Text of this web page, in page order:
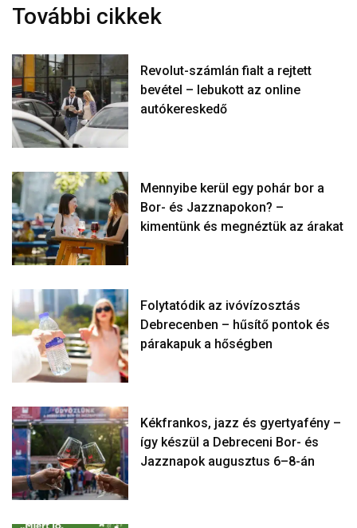
További cikkek
Revolut-számlán fialt a rejtett
bevétel – lebukott az online
autókereskedő
Mennyibe kerül egy pohár bor a
Bor- és Jazznapokon? –
kimentünk és megnéztük az árakat
Folytatódik az ivóvízosztás
Debrecenben – hűsítő pontok és
párakapuk a hőségben
Kékfrankos, jazz és gyertyafény –
így készül a Debreceni Bor- és
Jazznapok augusztus 6–8-án